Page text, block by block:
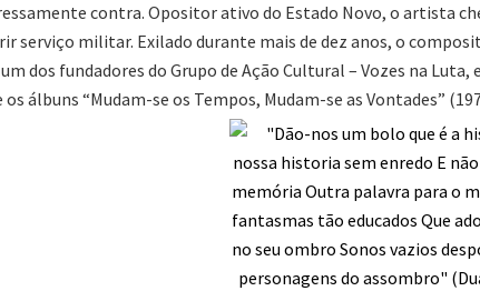
contra. Opositor ativo do Estado Novo, o artista
serviço militar. Exilado durante mais de dez anos, o
dos fundadores do Grupo de Ação Cultural – Vozes na
álbuns “Mudam-se os Tempos, Mudam-se as Vontades”